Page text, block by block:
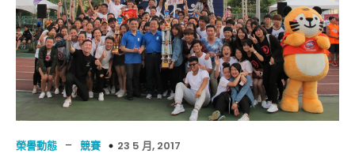
榮譽動態 – 競賽 23 5 月, 2017